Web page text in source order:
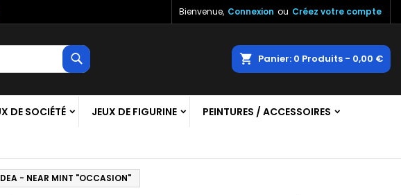
Bienvenue, Connexion ou Créez votre compte
Panier 0 Produits - 0,00 €
DE SOCIÉTÉ JEUX DE FIGURINE PEINTURES / ACCESSOIRES
- NEAR MINT "OCCASION"
×××
à votre liste